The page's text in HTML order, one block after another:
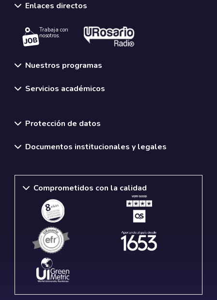
Enlaces directos
Trabaja con
nosotros.
Nuestros programas
Servicios académicos
Protección de datos
Documentos institucionales y legales
Comprometidos con la calidad